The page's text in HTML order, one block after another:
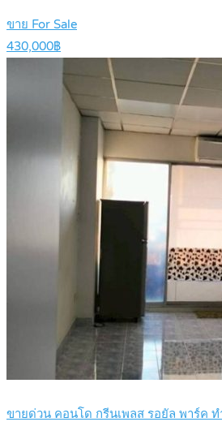
ขาย For Sale
430,000฿
ขายด่วน คอนโด กรีนเพลส รอยัล พาร์ค ท